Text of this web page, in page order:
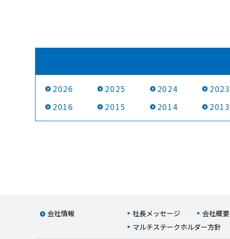
2026 2025 2024 2023
2016
2015 2014 2013
会社情報 社長メッセージ 会社概要
マルチステークホルダー方針